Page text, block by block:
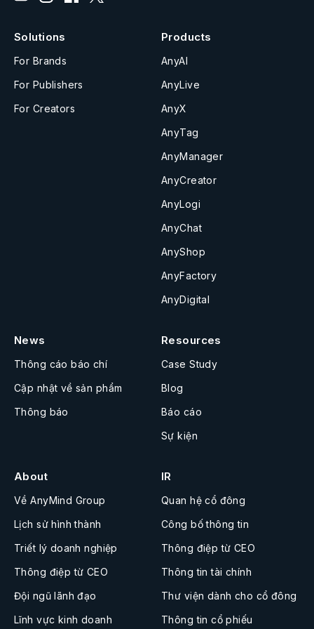
Solutions
For Brands
For Publishers
For Creators
Products
AnyAI
AnyLive
AnyX
AnyTag
AnyManager
AnyCreator
AnyLogi
AnyChat
AnyShop
AnyFactory
AnyDigital
News
Thông cáo báo chí
Cập nhật về sản phẩm
Thông báo
Resources
Case Study
Blog
Báo cáo
Sự kiện
About
Về AnyMind Group
Lịch sử hình thành
Triết lý doanh nghiệp
Thông điệp từ CEO
Đội ngũ lãnh đạo
Lĩnh vực kinh doanh
IR
Quan hệ cổ đông
Công bố thông tin
Thông điệp từ CEO
Thông tin tài chính
Thư viện dành cho cổ đông
Thông tin cổ phiếu